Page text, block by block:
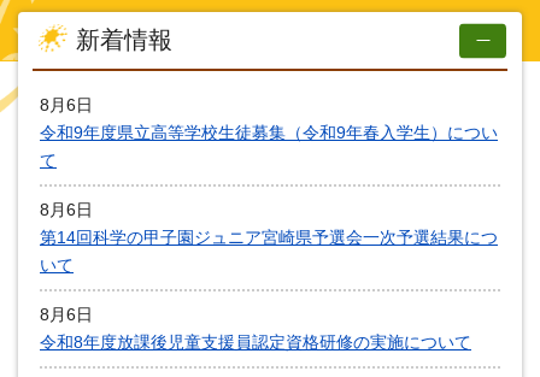
新着情報
8月6日
令和9年度県立高等学校生徒募集（令和9年春入学生）につい
て
8月6日
第14回科学の甲子園ジュニア宮崎県予選会一次予選結果につ
いて
8月6日
令和8年度放課後児童支援員認定資格研修の実施について